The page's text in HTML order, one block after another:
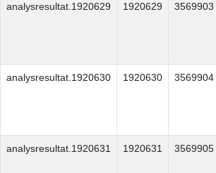
analysresultat.1920629 1920629 3569903
analysresultat.1920630 1920630 3569904
analysresultat.1920631 1920631 3569905